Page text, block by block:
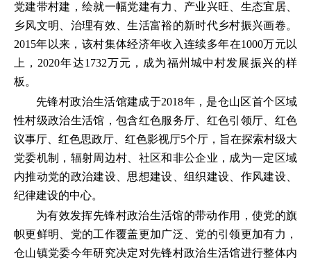
党建带村建，绘就一幅党建有力、产业兴旺、生态宜居、
乡风文明、治理有效、生活富裕的新时代乡村振兴画卷。
2015年以来，该村集体经济年收入连续多年在1000万元以
上，2020年达1732万元，成为福州城中村发展振兴的样
板。
先锋村政治生活馆建成于2018年，是仓山区首个区域
性村级政治生活馆，包含红色服务厅、红色引领厅、红色
议事厅、红色思政厅、红色影视厅5个厅，旨在探索村级大
党委机制，辐射周边村、社区和非公企业，成为一定区域
内推动党的政治建设、思想建设、组织建设、作风建设、
纪律建设的中心。
为有效发挥先锋村政治生活馆的带动作用，使党的旗
帜更鲜明、党的工作覆盖更加广泛、党的引领更加有力，
仓山镇党委今年研究决定对先锋村政治生活馆进行整体内